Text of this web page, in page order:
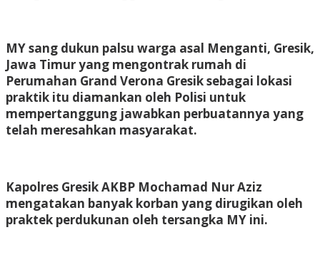
MY sang dukun palsu warga asal Menganti, Gresik,
Jawa Timur yang mengontrak rumah di
Perumahan Grand Verona Gresik sebagai lokasi
praktik itu diamankan oleh Polisi untuk
mempertanggung jawabkan perbuatannya yang
telah meresahkan masyarakat.
Kapolres Gresik AKBP Mochamad Nur Aziz
mengatakan banyak korban yang dirugikan oleh
praktek perdukunan oleh tersangka MY ini.